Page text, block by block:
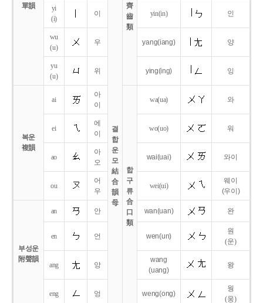
單韻
결
합
운
모
結
合
韻
母
齊
齒
類
yi
(i)
이 yin(in) 인
wu
(u)
우 yang(iang) 양
yu
(u)
위 ying(ing) 잉
복운
複韻
ai
아
이
합
구
류
合
口
類
wa(ua) 와
ei
에
이
wo(uo) 워
ao
아
오
wai(uai) 와이
ou
어
우
wei(ui)
웨이
(우이)
부성운
附聲韻
an 안 wan(uan) 완
en 언 wen(un)
원
(운)
ang 앙
wang
(uang)
왕
eng 엉 weng(ong)
웡
(웅)